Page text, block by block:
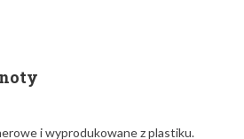
i wyprodukowane z plastiku.